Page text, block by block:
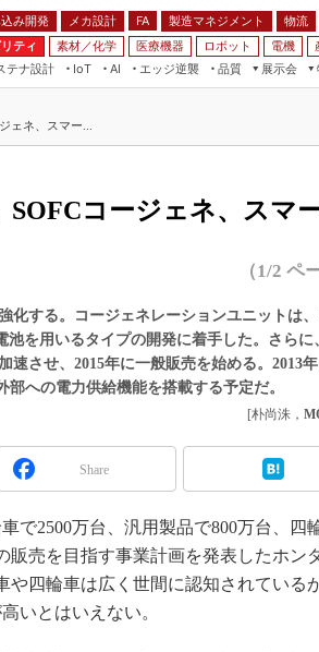
み開発 メカ設計 FA 製造マネジメント 物流
ティ 素材／化学 医療機器 ロボット 電機
テナ設計
IoT
AI
エッジ逆襲 品質
展示会
JIMTOF
IIFES
TECHNO-FRONTIER
人テク展
スマート工場EXPO
日本ものづくりワールド
AUTOMOTIVE WORLD
フィールドサービス
組み込みモデリング
Windows Embedded
車載ソフト開発
3Dプリンタ
デジタルツインとCAE
S＆OP
インダストリー4.0
ェネ、スマー...
コージェネ、スマ
（1/2 ペ
化する。コージェネレーションユニットは
を用いるタイプの開発に着手した。さらに
速させ、2015年に一般販売を始める。2013
への電力供給機能を搭載する予定だ。
[朴尚洙，
Share
で2500万台、汎用製品で800万台、四
販売を目指す事業計画を発表したホン
や四輪車は広く世間に認知されている
いとはいえない。